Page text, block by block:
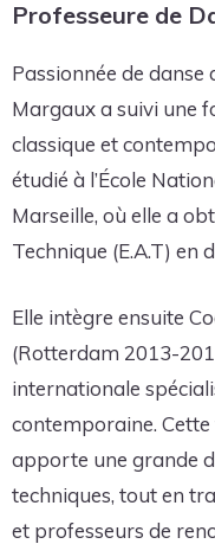
Professeure de
Passionnée de danse
Margaux a suivi une
classique et
étudié à l’École
Marseille, où elle a
Technique (E.A.T) en
Elle intègre ensuite
(Rotterdam 2013-
internationale
contemporaine. Cette
apporte une grande
techniques, tout en
et professeurs de